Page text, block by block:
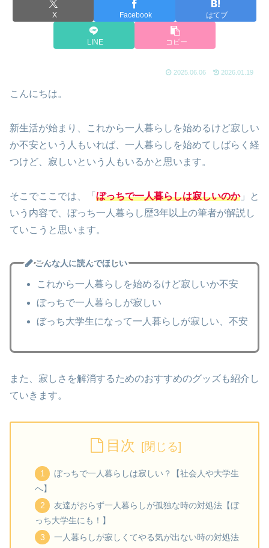
X Facebook はてブ
LINE コピー
2025.06.06 2026.01.19
こんにちは。
新生活が始まり、これから一人暮らしを始めるけど寂しい
か不安という人もいれば、一人暮らしを始めてしばらく経
つけど、寂しいという人もいるかと思います。
そこでここでは、「 ぼっちで一人暮らしは寂しいのか」と
いう内容で、ぼっち一人暮らし歴3年以上の筆者が解説し
ていこうと思います。
こんな人に読んでほしい
これから一人暮らしを始めるけど寂しいか不安
ぼっちで一人暮らしが寂しい
ぼっち大学生になって一人暮らしが寂しい、不安
また、寂しさを解消するためのおすすめのグッズも紹介し
ていきます。
目次
ぼっちで一人暮らしは寂しい？【社会人や大学生
へ】
友達がおらず一人暮らしが孤独な時の対処法【ぼ
っち大学生にも！】
一人暮らしが寂しくてやる気が出ない時の対処法